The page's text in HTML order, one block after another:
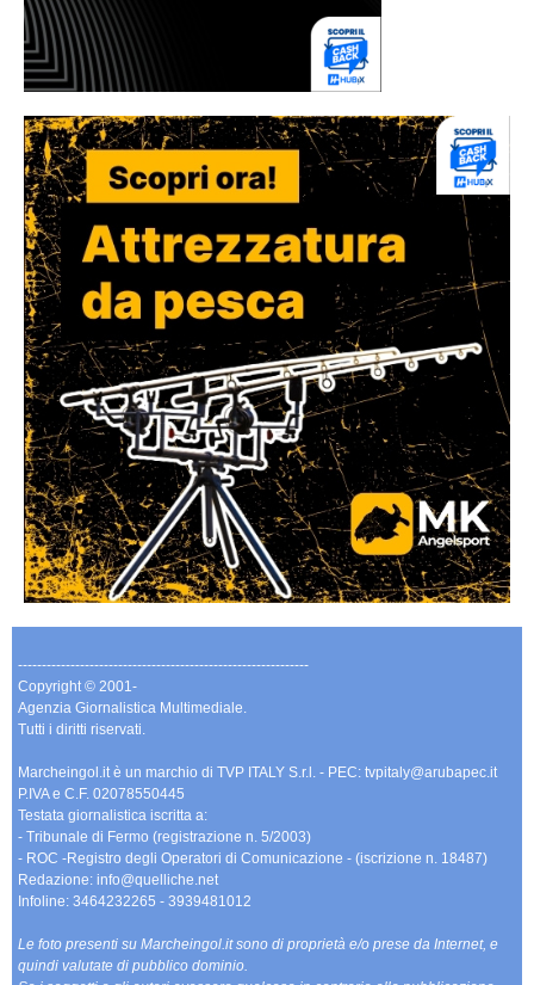
-------------------------------------------------------------
Copyright © 2001-
Agenzia Giornalistica Multimediale.
Tutti i diritti riservati.
Marcheingol.it è un marchio di TVP ITALY S.r.l. - PEC: tvpitaly@arubapec.it
P.IVA e C.F. 02078550445
Testata giornalistica iscritta a:
- Tribunale di Fermo (registrazione n. 5/2003)
- ROC -Registro degli Operatori di Comunicazione - (iscrizione n. 18487)
Redazione: info@quelliche.net
Infoline: 3464232265 - 3939481012
Le foto presenti su Marcheingol.it sono di proprietà e/o prese da Internet, e
quindi valutate di pubblico dominio.